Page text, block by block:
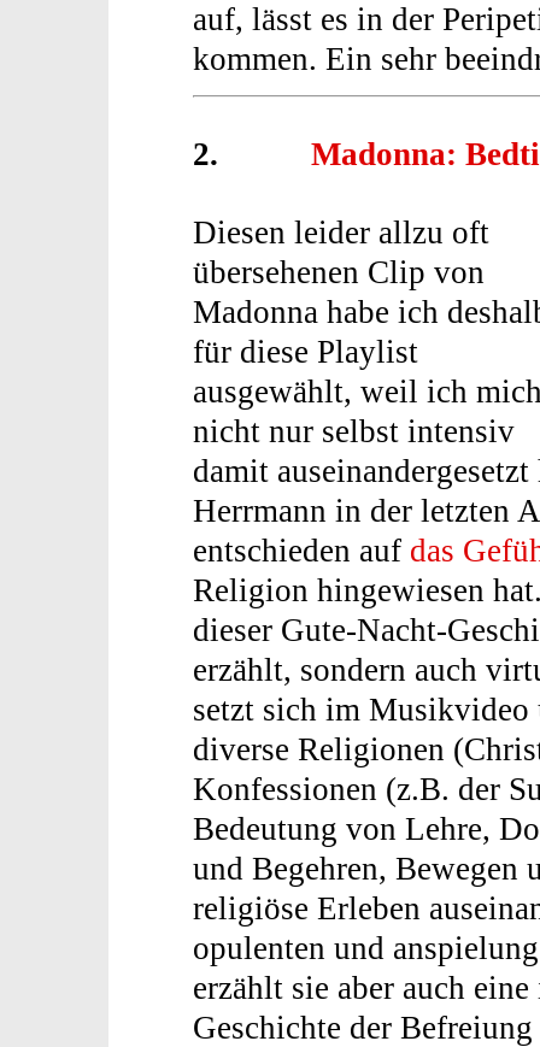
auf, lässt es in der
kommen. Ein sehr
2. Madonna:
Diesen leider allzu oft
übersehenen Clip von
Madonna habe ich
für diese Playlist
ausgewählt, weil ich
nicht nur selbst intensiv
damit
Herrmann in der letzten
entschieden auf das
Religion hingewiesen
dieser Gute-Nacht-
erzählt, sondern auch
setzt sich im
diverse Religionen
Konfessionen (z.B. der
Bedeutung von Lehre,
und Begehren, Bewegen
religiöse Erleben
opulenten und
erzählt sie aber auch
Geschichte der